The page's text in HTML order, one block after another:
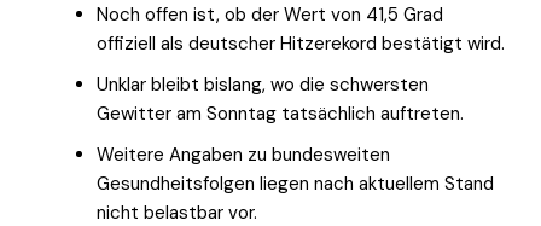
Noch offen ist, ob der Wert von 41,5 Grad
offiziell als deutscher Hitzerekord bestätigt wird.
Unklar bleibt bislang, wo die schwersten
Gewitter am Sonntag tatsächlich auftreten.
Weitere Angaben zu bundesweiten
Gesundheitsfolgen liegen nach aktuellem Stand
nicht belastbar vor.